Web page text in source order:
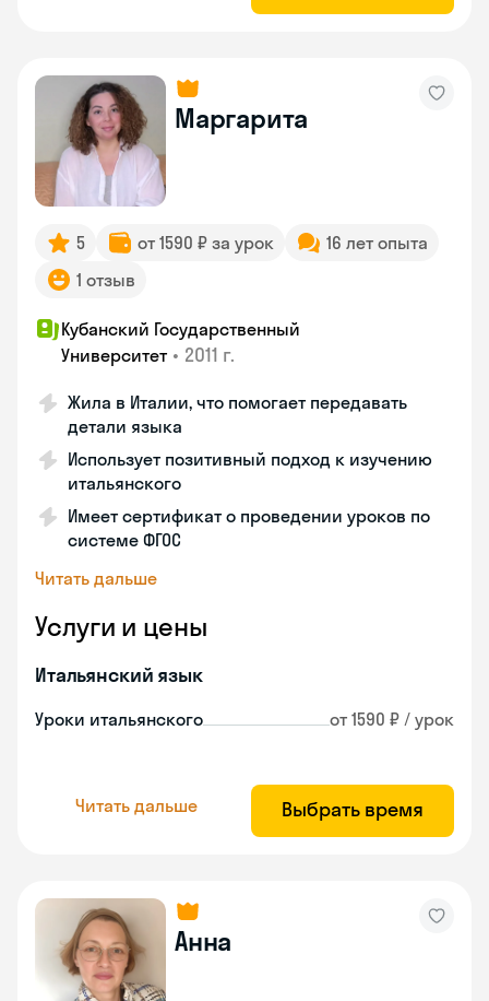
Маргарита
5 от 1590 ₽ за урок
16 лет опыта
1 отзыв
Кубанский Государственный
Университет • 2011 г.
Жила в Италии, что помогает передавать
детали языка
Использует позитивный подход к изучению
итальянского
Имеет сертификат о проведении уроков по
системе ФГОС
Читать дальше
Услуги и цены
Итальянский язык
Уроки итальянского от 1590 ₽ / урок
Читать дальше Выбрать время
Анна